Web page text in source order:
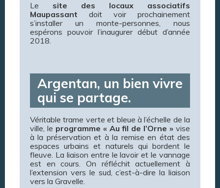
Le site des
locaux associatifs
Maupassant doit voir prochainement
s’installer un monte-personnes, nous
espérons pouvoir l’inaugurer début d’année
2018.
Argentan, un bien vivre
qui se partage.
Véritable trame verte et bleue à l’échelle de la
ville, le programme « Au fil de l’Orne » vise
à la préservation et à la remise en état des
espaces urbains et naturels qui bordent le
fleuve. La liaison entre le lavoir et le vannage
est en cours. On réfléchit actuellement à
l’extension vers le sud, c’est-à-dire la liaison
vers la Gravelle.